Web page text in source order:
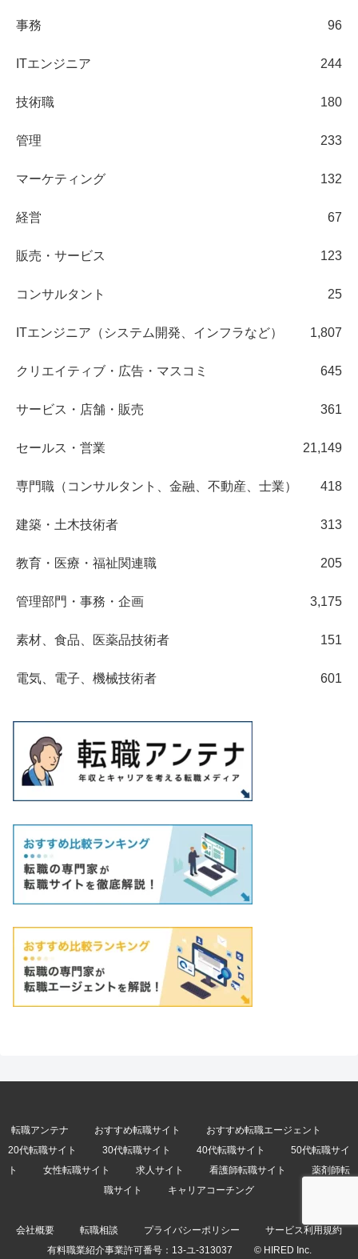
事務 96
ITエンジニア 244
技術職 180
管理 233
マーケティング 132
経営 67
販売・サービス 123
コンサルタント 25
ITエンジニア（システム開発、インフラなど） 1,807
クリエイティブ・広告・マスコミ 645
サービス・店舗・販売 361
セールス・営業 21,149
専門職（コンサルタント、金融、不動産、士業） 418
建築・土木技術者 313
教育・医療・福祉関連職 205
管理部門・事務・企画 3,175
素材、食品、医薬品技術者 151
電気、電子、機械技術者 601
転職アンテナ おすすめ転職サイト
おすすめ転職エージェント
20代転職サイト
30代転職サイト 40代転職サイト
50代転職サイ
ト
女性転職サイト 求人サイト 看護師転職サイト
薬剤師転
職サイト
キャリアコーチング
会社概要 転職相談 プライバシーポリシー
サービス利用規約
有料職業紹介事業許可番号： 13-ユ-313037 © HIRED Inc.